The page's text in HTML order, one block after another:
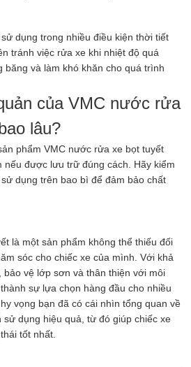
dụng trong nhiều điều kiện thời tiết
tránh việc rửa xe khi nhiệt độ quá
và làm khó khăn cho quá trình
của VMC nước rửa
lâu?
phẩm VMC nước rửa xe bọt tuyết
được lưu trữ đúng cách. Hãy kiểm
dụng trên bao bì để đảm bảo chất
là một sản phẩm không thể thiếu đối
sóc cho chiếc xe của mình. Với khả
bảo vệ lớp sơn và thân thiện với môi
sự lựa chọn hàng đầu cho nhiều
vọng bạn đã có cái nhìn tổng quan về
dụng hiệu quả, từ đó giúp chiếc xe
tốt nhất.